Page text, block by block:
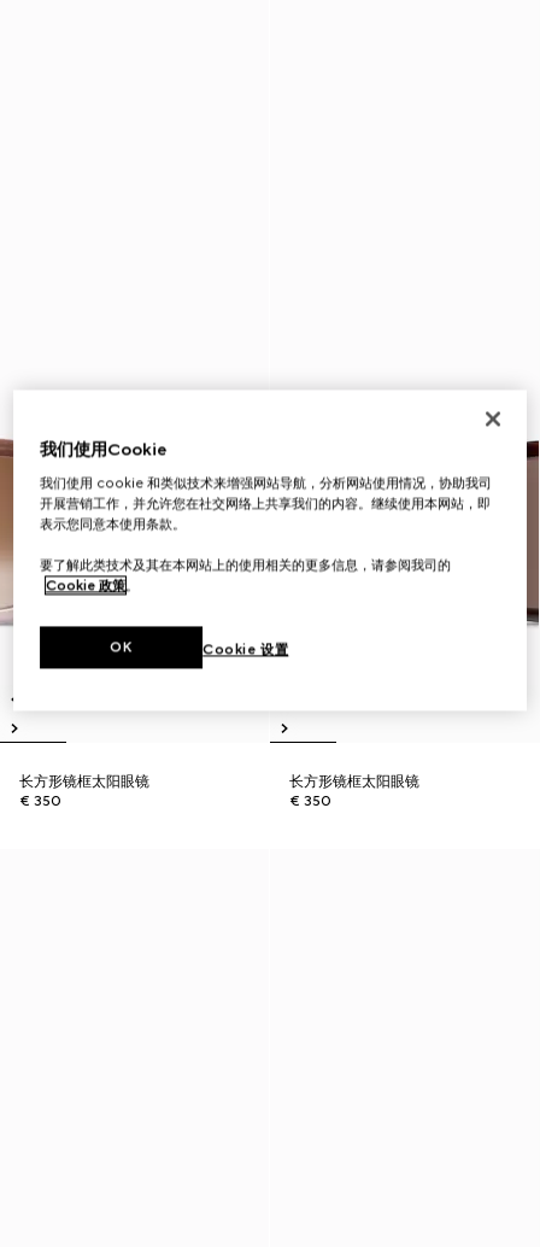
长方形镜框太阳眼镜
€ 350
长方形镜框太阳眼镜
€ 350
我们使用Cookie
我们使用 cookie 和类似技术来增强网站导航，分析网站使用情况，协助我司
开展营销工作，并允许您在社交网络上共享我们的内容。继续使用本网站，即
表示您同意本使用条款。
要了解此类技术及其在本网站上的使用相关的更多信息，请参阅我司的
Cookie 政策。
Cookie 设置
OK